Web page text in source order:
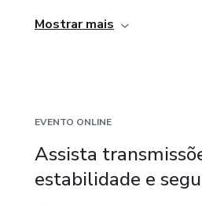
Já ajudei centenas de
Mostrar mais
EVENTO ONLINE
Assista
estabilidade e